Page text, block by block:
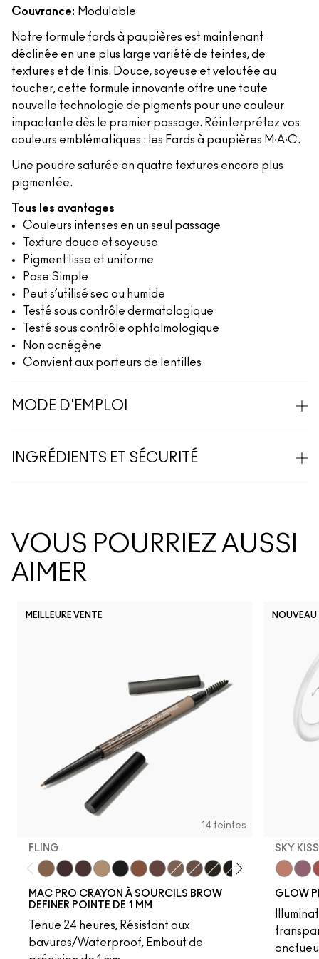
Couvrance: Modulable
Notre formule fards à paupières est maintenant
déclinée en une plus large variété de teintes, de
textures et de finis. Douce, soyeuse et veloutée au
toucher, cette formule innovante offre une toute
nouvelle technologie de pigments pour une couleur
impactante dès le premier passage. Réinterprétez vos
couleurs emblématiques : les Fards à paupières M∙A∙C.
Une poudre saturée en quatre textures encore plus
pigmentée.
Tous les avantages
Couleurs intenses en un seul passage
Texture douce et soyeuse
Pigment lisse et uniforme
Pose Simple
Peut s’utilisé sec ou humide
Testé sous contrôle dermatologique
Testé sous contrôle ophtalmologique
Non acnégène
Convient aux porteurs de lentilles
MODE D'EMPLOI
INGRÉDIENTS ET SÉCURITÉ
VOUS POURRIEZ AUSSI
AIMER
MEILLEURE VENTE
14 teintes
FLING
Genuine Aubergine
Omega
OnyxPenny
MAC PRO CRAYON À SOURCILS BROW
DEFINER POINTE DE 1 MM
Tenue 24 heures, Résistant aux
bavures/Waterproof, Embout de
NOUVEAU
SKY
GLOW